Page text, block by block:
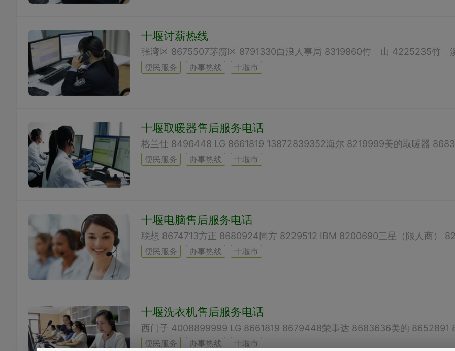
十堰讨薪热线
便民服务 办事热线 十堰市
十堰取暖器售后服务电话
便民服务 办事热线 十堰市
十堰电脑售后服务电话
便民服务 办事热线 十堰市
十堰洗衣机售后服务电话
便民服务 办事热线 十堰市